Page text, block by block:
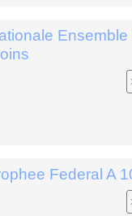
Federal A